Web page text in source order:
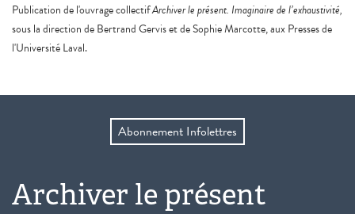
Publication de l'ouvrage collectifArchiver le présent. Imaginaire de l’exhaustivité,
sous la direction de Bertrand Gervis et de Sophie Marcotte, aux Presses de
l'Université Laval.
Abonnement Infolettres
Archiver le présent